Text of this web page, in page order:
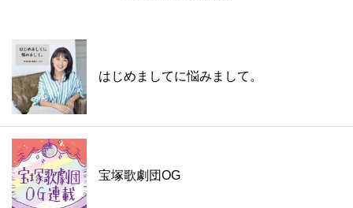
はじめましてに悩みまして。
宝塚歌劇団OG